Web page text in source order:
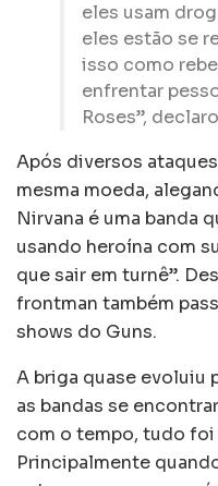
eles usam
eles estão se
isso como
enfrentar
Roses”,
Após diversos
mesma moeda,
Nirvana é uma banda
usando heroína com
que sair em turnê”.
frontman também
shows do Guns.
A briga quase evoluiu
as bandas se
com o tempo, tudo foi
Principalmente